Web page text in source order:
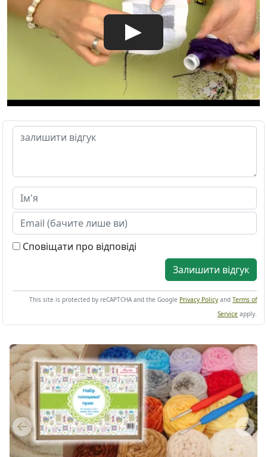
Сповіщати про відповіді
Залишити відгук
This site is protected by reCAPTCHA and the Google Privacy Policy and Terms of
Service apply.
Previous Next